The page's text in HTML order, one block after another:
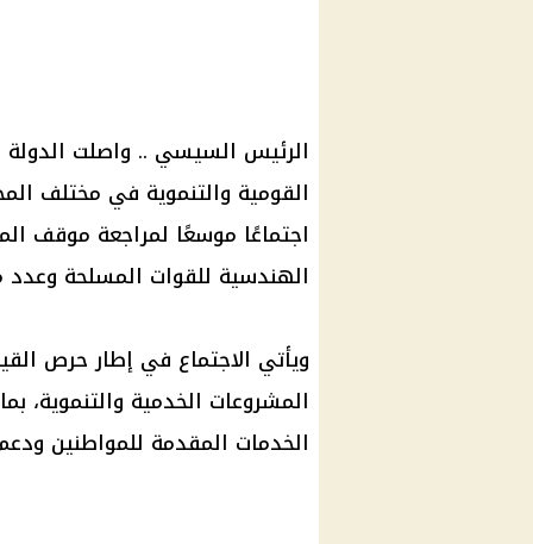
الرئيس السيسي .. واصلت الدولة
القومية والتنموية في مختلف
اجتماعًا موسعًا لمراجعة موقف
الهندسية للقوات المسلحة وعدد
ويأتي الاجتماع في إطار حرص
المشروعات الخدمية
الخدمات المقدمة للمواطنين